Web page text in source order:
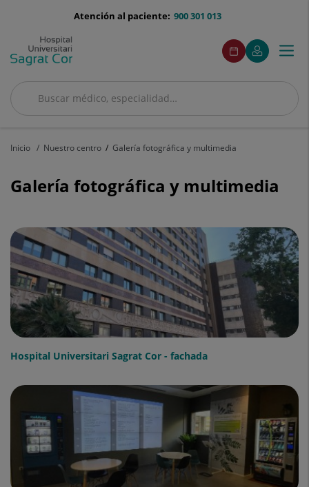
menu-
900 301 013
Atención al paciente:
Buscar
Buscar
menuAcceso
Pedir
cita
Este
enlace
se
en
Mi
Quirónsalud
Este
enlace
se
en
ventana
Menú
Inicio Nuestro centro Galería fotográfica y multimedia
Galería fotográfica y multimedia
Hospital Universitari Sagrat Cor - fachada